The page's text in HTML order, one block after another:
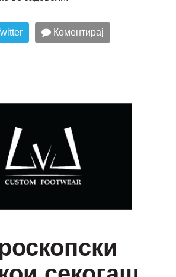
Коментирај